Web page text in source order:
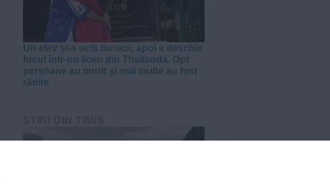
Un elev și-a ucis bunicii, apoi a deschis
focul într-un liceu din Thailanda. Opt
persoane au murit și mai multe au fost
rănite